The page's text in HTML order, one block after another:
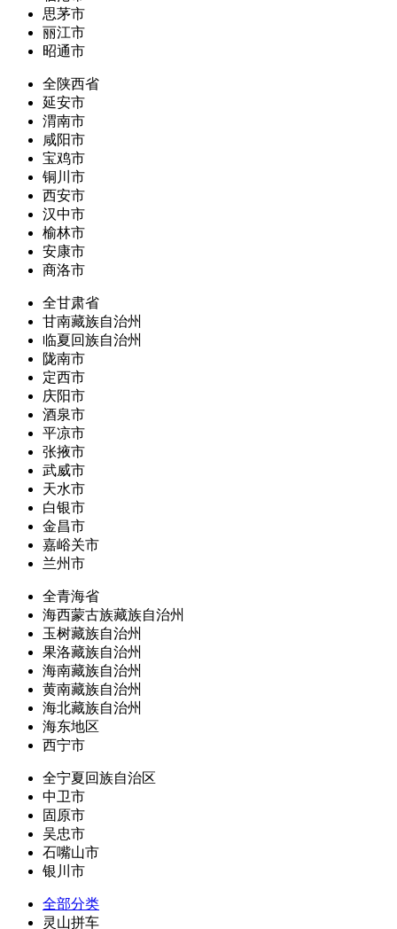
思茅市
丽江市
昭通市
全陕西省
延安市
渭南市
咸阳市
宝鸡市
铜川市
西安市
汉中市
榆林市
安康市
商洛市
全甘肃省
甘南藏族自治州
临夏回族自治州
陇南市
定西市
庆阳市
酒泉市
平凉市
张掖市
武威市
天水市
白银市
金昌市
嘉峪关市
兰州市
全青海省
海西蒙古族藏族自治州
玉树藏族自治州
果洛藏族自治州
海南藏族自治州
黄南藏族自治州
海北藏族自治州
海东地区
西宁市
全宁夏回族自治区
中卫市
固原市
吴忠市
石嘴山市
银川市
全部分类
灵山拼车